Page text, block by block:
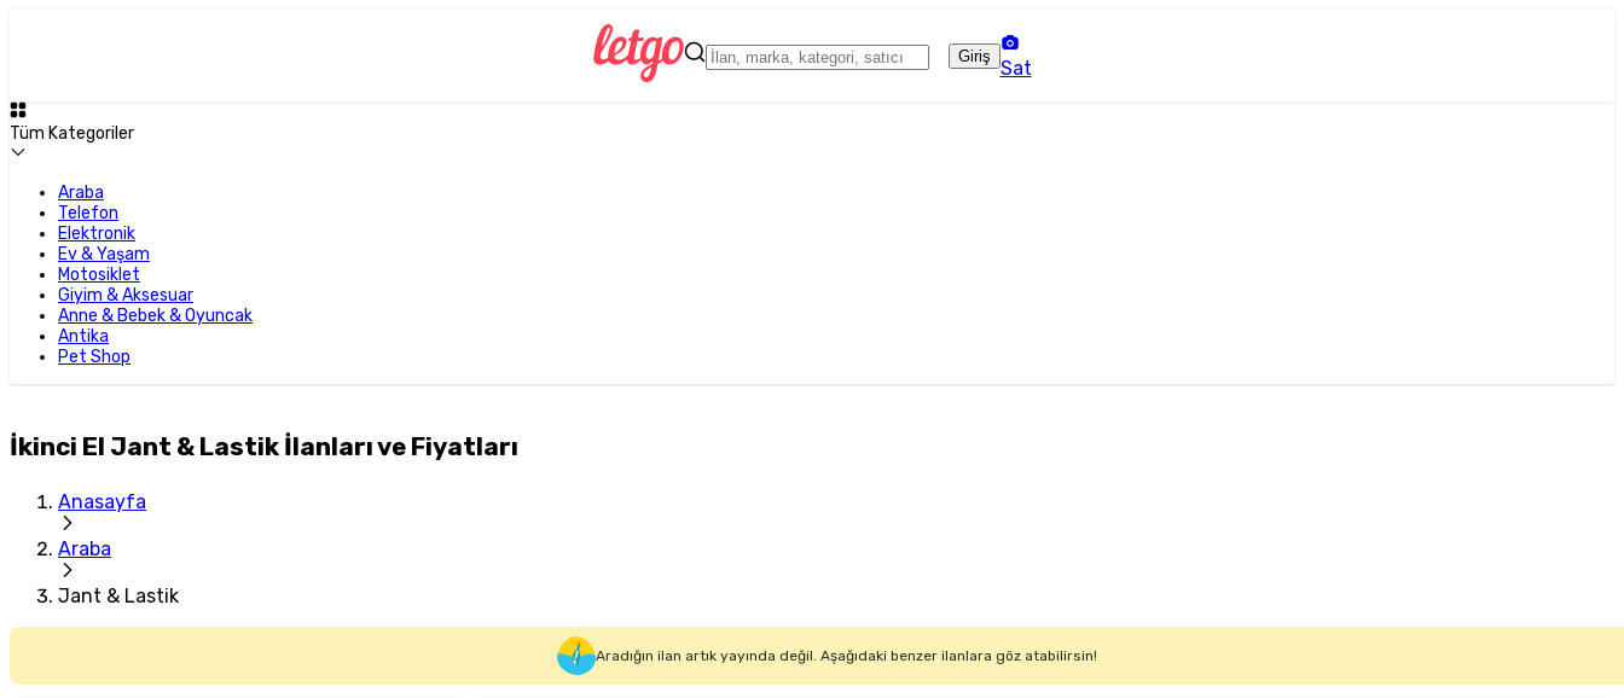
Giriş
Sat
Tüm Kategoriler
Araba
Telefon
Elektronik
Ev & Yaşam
Motosiklet
Giyim & Aksesuar
Anne & Bebek & Oyuncak
Antika
Pet Shop
İkinci El Jant & Lastik İlanları ve Fiyatları
Anasayfa
Araba
Jant & Lastik
Aradığın ilan artık yayında değil. Aşağıdaki benzer ilanlara göz atabilirsin!